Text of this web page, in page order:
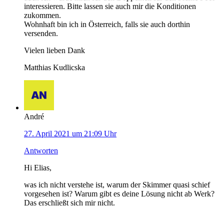
interessieren. Bitte lassen sie auch mir die Konditionen
zukommen.
Wohnhaft bin ich in Österreich, falls sie auch dorthin
versenden.
Vielen lieben Dank
Matthias Kudlicska
André
27. April 2021 um 21:09 Uhr
Antworten
Hi Elias,
was ich nicht verstehe ist, warum der Skimmer quasi schief
vorgesehen ist? Warum gibt es deine Lösung nicht ab Werk?
Das erschließt sich mir nicht.